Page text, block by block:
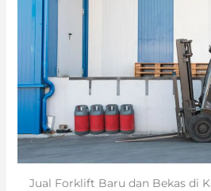
Jual Forklift Baru dan Bekas di